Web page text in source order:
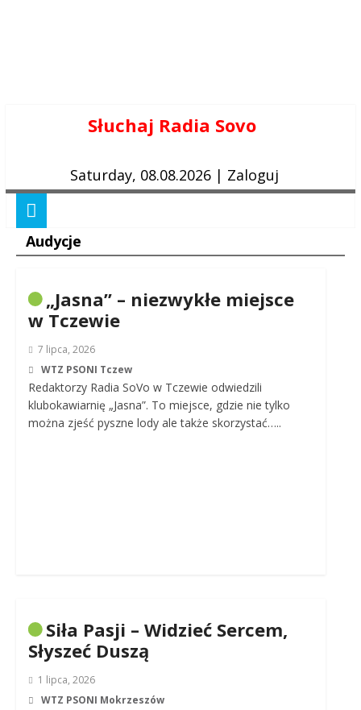
Słuchaj Radia Sovo
Saturday, 08.08.2026 | Zaloguj
Audycje
„Jasna” – niezwykłe miejsce
w Tczewie
7 lipca, 2026
WTZ PSONI Tczew
Redaktorzy Radia SoVo w Tczewie odwiedzili
klubokawiarnię „Jasna”. To miejsce, gdzie nie tylko
można zjeść pyszne lody ale także skorzystać…..
Siła Pasji – Widzieć Sercem,
Słyszeć Duszą
1 lipca, 2026
WTZ PSONI Mokrzeszów